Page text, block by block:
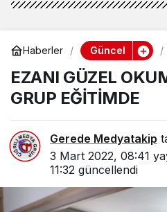
Haberler Güncel
EZANI GÜZEL
GRUP EĞİTİMDE
Gerede Medyatakip
3 Mart 2022, 08:41
11:32 güncellendi